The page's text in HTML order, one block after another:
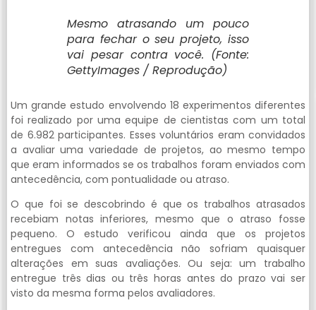
Mesmo atrasando um pouco
para fechar o seu projeto, isso
vai pesar contra você. (Fonte:
GettyImages / Reprodução)
Um grande estudo envolvendo 18 experimentos diferentes
foi realizado por uma equipe de cientistas com um total
de 6.982 participantes. Esses voluntários eram convidados
a avaliar uma variedade de projetos, ao mesmo tempo
que eram informados se os trabalhos foram enviados com
antecedência, com pontualidade ou atraso.
O que foi se descobrindo é que os trabalhos atrasados
recebiam notas inferiores, mesmo que o atraso fosse
pequeno. O estudo verificou ainda que os projetos
entregues com antecedência não sofriam quaisquer
alterações em suas avaliações. Ou seja: um trabalho
entregue três dias ou três horas antes do prazo vai ser
visto da mesma forma pelos avaliadores.